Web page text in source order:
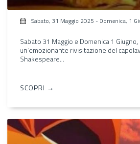
Sabato, 31 Maggio 2025 - Domenica, 1
Sabato 31 Maggio e Domenica 1
un'emozionante rivisitazione del
Shakespeare...
SCOPRI →